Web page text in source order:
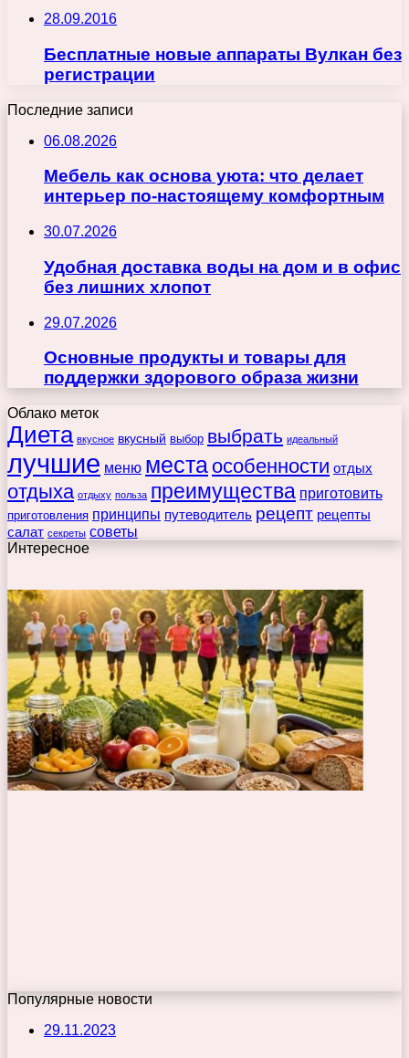
28.09.2016
Бесплатные новые аппараты Вулкан без
регистрации
Последние записи
06.08.2026
Мебель как основа уюта: что делает
интерьер по-настоящему комфортным
30.07.2026
Удобная доставка воды на дом и в офис
без лишних хлопот
29.07.2026
Основные продукты и товары для
поддержки здорового образа жизни
Облако меток
Диета вкусное вкусный выбор выбрать идеальный
лучшие меню места особенности отдых
отдыха отдыху польза преимущества приготовить
приготовления принципы путеводитель рецепт рецепты
салат секреты советы
Интересное
Популярные новости
29.11.2023